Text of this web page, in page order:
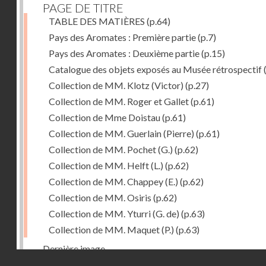
PAGE DE TITRE
TABLE DES MATIÈRES (p.64)
Pays des Aromates : Première partie(p.7)
Pays des Aromates : Deuxième partie(p.15)
Catalogue des objets exposés au Musée rétrospectif
Collection de MM. Klotz (Victor) (p.27)
Collection de MM. Roger et Gallet(p.61)
Collection de Mme Doistau(p.61)
Collection de MM. Guerlain (Pierre) (p.61)
Collection de MM. Pochet (G.) (p.62)
Collection de MM. Helft (L.) (p.62)
Collection de MM. Chappey (E.) (p.62)
Collection de MM. Osiris (p.62)
Collection de MM. Yturri (G. de) (p.63)
Collection de MM. Maquet (P.) (p.63)
Dernière image